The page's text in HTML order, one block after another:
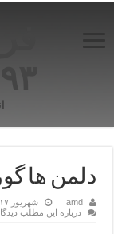
دلمن ها
amd شهریور ۱۷, ۱۴۰۱
درباره این مطلب